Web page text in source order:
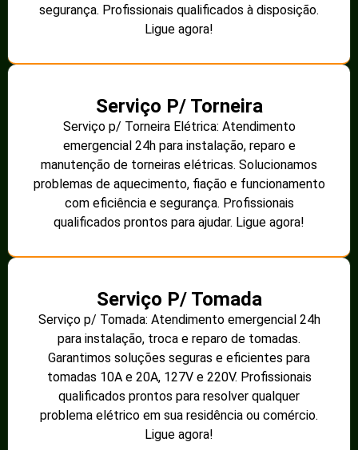
segurança. Profissionais qualificados à disposição.
Ligue agora!
Serviço P/ Torneira
Serviço p/ Torneira Elétrica: Atendimento
emergencial 24h para instalação, reparo e
manutenção de torneiras elétricas. Solucionamos
problemas de aquecimento, fiação e funcionamento
com eficiência e segurança. Profissionais
qualificados prontos para ajudar. Ligue agora!
Serviço P/ Tomada
Serviço p/ Tomada: Atendimento emergencial 24h
para instalação, troca e reparo de tomadas.
Garantimos soluções seguras e eficientes para
tomadas 10A e 20A, 127V e 220V. Profissionais
qualificados prontos para resolver qualquer
problema elétrico em sua residência ou comércio.
Ligue agora!